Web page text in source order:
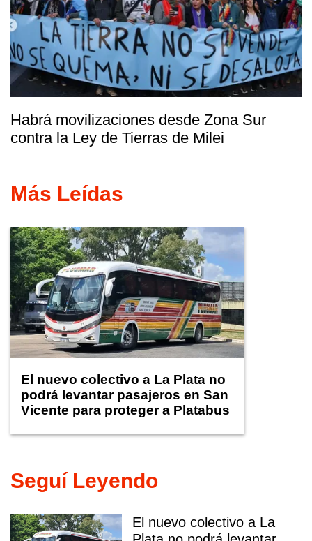
Habrá movilizaciones desde Zona Sur
contra la Ley de Tierras de Milei
Más Leídas
El nuevo colectivo a La Plata no
podrá levantar pasajeros en San
Vicente para proteger a Platabus
Seguí Leyendo
El nuevo colectivo a La